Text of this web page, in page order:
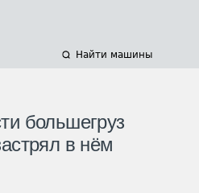
Найти машины
большегруз
в нём